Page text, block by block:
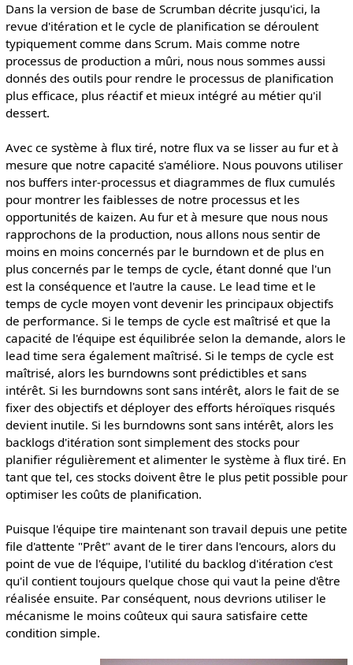
Dans la version de base de Scrumban décrite jusqu'ici, la
revue d'itération et le cycle de planification se déroulent
typiquement comme dans Scrum. Mais comme notre
processus de production a mûri, nous nous sommes aussi
donnés des outils pour rendre le processus de planification
plus efficace, plus réactif et mieux intégré au métier qu'il
dessert.
Avec ce système à flux tiré, notre flux va se lisser au fur et à
mesure que notre capacité s'améliore. Nous pouvons utiliser
nos buffers inter-processus et diagrammes de flux cumulés
pour montrer les faiblesses de notre processus et les
opportunités de kaizen. Au fur et à mesure que nous nous
rapprochons de la production, nous allons nous sentir de
moins en moins concernés par le burndown et de plus en
plus concernés par le temps de cycle, étant donné que l'un
est la conséquence et l'autre la cause. Le lead time et le
temps de cycle moyen vont devenir les principaux objectifs
de performance. Si le temps de cycle est maîtrisé et que la
capacité de l'équipe est équilibrée selon la demande, alors le
lead time sera également maîtrisé. Si le temps de cycle est
maîtrisé, alors les burndowns sont prédictibles et sans
intérêt. Si les burndowns sont sans intérêt, alors le fait de se
fixer des objectifs et déployer des efforts héroïques risqués
devient inutile. Si les burndowns sont sans intérêt, alors les
backlogs d'itération sont simplement des stocks pour
planifier régulièrement et alimenter le système à flux tiré. En
tant que tel, ces stocks doivent être le plus petit possible pour
optimiser les coûts de planification.
Puisque l'équipe tire maintenant son travail depuis une petite
file d'attente "Prêt" avant de le tirer dans l'encours, alors du
point de vue de l'équipe, l'utilité du backlog d'itération c'est
qu'il contient toujours quelque chose qui vaut la peine d'être
réalisée ensuite. Par conséquent, nous devrions utiliser le
mécanisme le moins coûteux qui saura satisfaire cette
condition simple.